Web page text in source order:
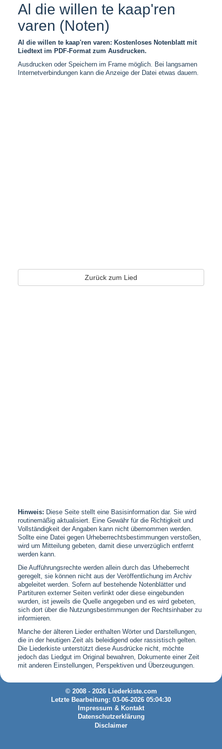
Al die willen te kaap'ren
varen (Noten)
Al die willen te kaap'ren varen: Kostenloses Notenblatt mit
Liedtext im PDF-Format zum Ausdrucken.
Ausdrucken oder Speichern im Frame möglich. Bei langsamen
Internetverbindungen kann die Anzeige der Datei etwas dauern.
Zurück zum Lied
Hinweis: Diese Seite stellt eine Basisinformation dar. Sie wird
routinemäßig aktualisiert. Eine Gewähr für die Richtigkeit und
Vollständigkeit der Angaben kann nicht übernommen werden.
Sollte eine Datei gegen Urheberrechtsbestimmungen verstoßen,
wird um Mitteilung gebeten, damit diese unverzüglich entfernt
werden kann.
Die Aufführungsrechte werden allein durch das Urheberrecht
geregelt, sie können nicht aus der Veröffentlichung im Archiv
abgeleitet werden. Sofern auf bestehende Notenblätter und
Partituren externer Seiten verlinkt oder diese eingebunden
wurden, ist jeweils die Quelle angegeben und es wird gebeten,
sich dort über die Nutzungsbestimmungen der Rechtsinhaber zu
informieren.
Manche der älteren Lieder enthalten Wörter und Darstellungen,
die in der heutigen Zeit als beleidigend oder rassistisch gelten.
Die Liederkiste unterstützt diese Ausdrücke nicht, möchte
jedoch das Liedgut im Original bewahren, Dokumente einer Zeit
mit anderen Einstellungen, Perspektiven und Überzeugungen.
© 2008 - 2026 Liederkiste.com
Letzte Bearbeitung: 03-06-2026 05:04:30
Impressum & Kontakt
Datenschutzerklärung
Disclaimer